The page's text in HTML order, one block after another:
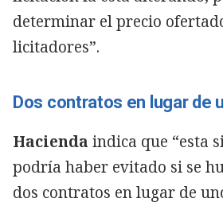
determinar el precio
licitadores”.
Dos contratos en lugar de
Hacienda indica que “esta
podría haber evitado si se
dos contratos en lugar de